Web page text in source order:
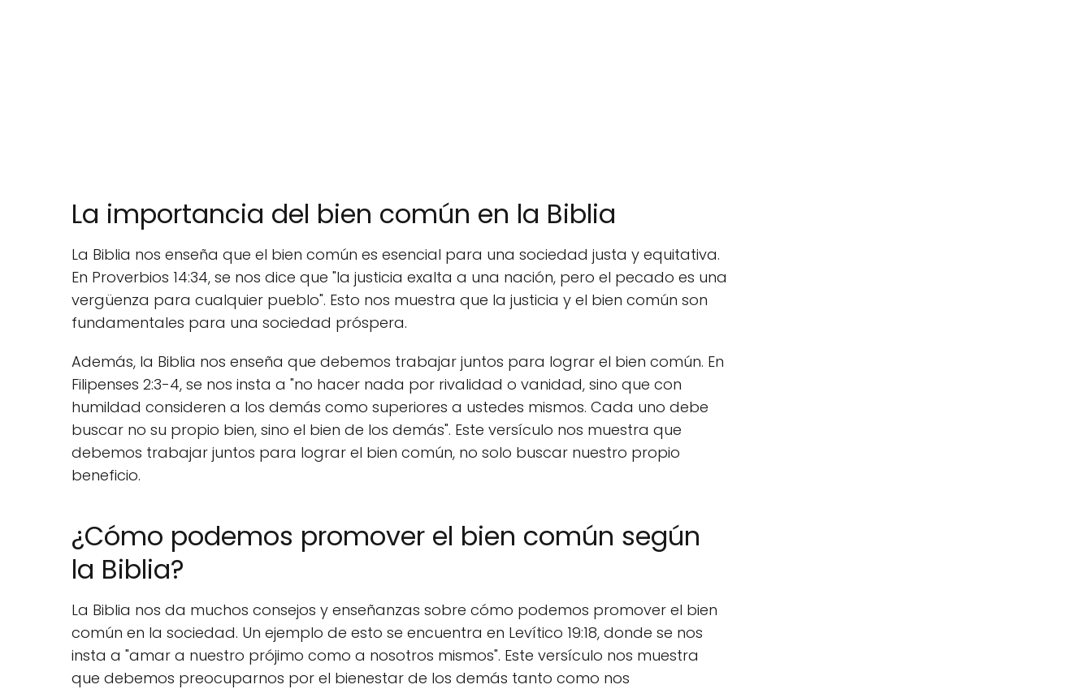
La importancia del bien común en la Biblia
La Biblia nos enseña que el bien común es esencial para una sociedad justa y equitativa.
En Proverbios 14:34, se nos dice que "la justicia exalta a una nación, pero el pecado es una
vergüenza para cualquier pueblo". Esto nos muestra que la justicia y el bien común son
fundamentales para una sociedad próspera.
Además, la Biblia nos enseña que debemos trabajar juntos para lograr el bien común. En
Filipenses 2:3-4, se nos insta a "no hacer nada por rivalidad o vanidad, sino que con
humildad consideren a los demás como superiores a ustedes mismos. Cada uno debe
buscar no su propio bien, sino el bien de los demás". Este versículo nos muestra que
debemos trabajar juntos para lograr el bien común, no solo buscar nuestro propio
beneficio.
¿Cómo podemos promover el bien común según
la Biblia?
La Biblia nos da muchos consejos y enseñanzas sobre cómo podemos promover el bien
común en la sociedad. Un ejemplo de esto se encuentra en Levítico 19:18, donde se nos
insta a "amar a nuestro prójimo como a nosotros mismos". Este versículo nos muestra
que debemos preocuparnos por el bienestar de los demás tanto como nos